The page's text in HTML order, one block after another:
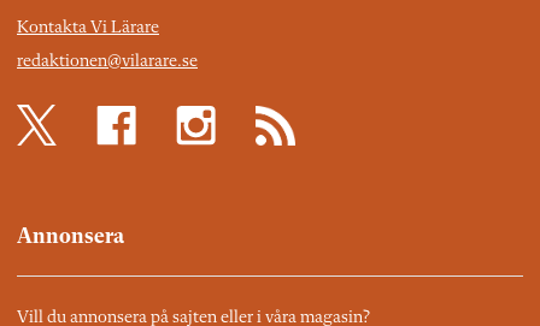
Kontakta Vi Lärare
redaktionen@vilarare.se
Annonsera
Vill du annonsera på sajten eller i våra magasin?